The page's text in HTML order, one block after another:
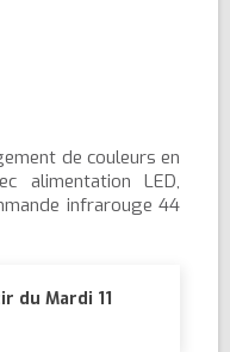
de couleurs en
alimentation LED,
infrarouge 44
du Mardi 11